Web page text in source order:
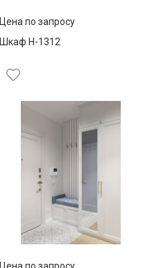
Цена по запросу
Шкаф Н-1312